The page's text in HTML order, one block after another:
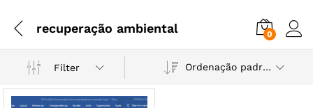
recuperação ambiental 0
Filter Ordenação padrão